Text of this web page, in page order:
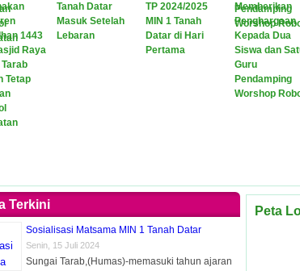
1443
Raya
Tetap
Tanah Datar
Masuk Setelah
Lebaran
TP 2024/2025
MIN 1 Tanah
Datar di Hari
Pertama
Memberikan
Penghargaan
Kepada Dua
Siswa dan
Guru
Pendamping
Worshop
Terkini
Sosialisasi Matsama MIN 1 Tanah Datar
Senin, 15 Juli 2024
Sungai Tarab,(Humas)-memasuki tahun ajaran
Peta